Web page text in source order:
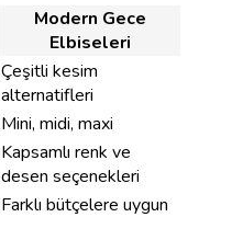
Modern Gece
Elbiseleri
Çeşitli kesim
alternatifleri
Mini, midi, maxi
Kapsamlı renk ve
desen seçenekleri
Farklı bütçelere uygun